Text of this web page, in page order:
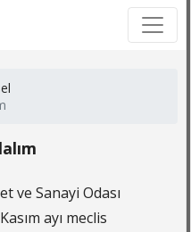
ve Sanayi Odası
ayı meclis
×
×